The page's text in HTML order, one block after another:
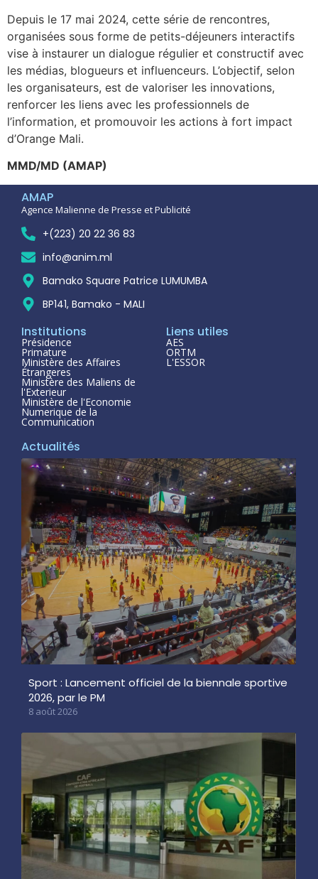
Depuis le 17 mai 2024, cette série de rencontres,
organisées sous forme de petits-déjeuners interactifs
vise à instaurer un dialogue régulier et constructif avec
les médias, blogueurs et influenceurs. L’objectif, selon
les organisateurs, est de valoriser les innovations,
renforcer les liens avec les professionnels de
l’information, et promouvoir les actions à fort impact
d’Orange Mali.
MMD/MD (AMAP)
AMAP
Agence Malienne de Presse et Publicité
+(223) 20 22 36 83
info@anim.ml
Bamako Square Patrice LUMUMBA
BP141, Bamako - MALI
Institutions
Présidence
Primature
Ministère des Affaires
Étrangeres
Ministère des Maliens de
l'Exterieur
Ministère de l'Economie
Numerique de la
Communication
Liens utiles
AES
ORTM
L'ESSOR
Actualités
Sport : Lancement officiel de la biennale sportive
2026, par le PM
8 août 2026